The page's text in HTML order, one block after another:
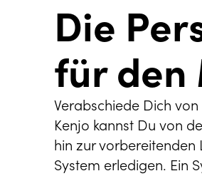
Die
für den
Verabschiede Dich
Kenjo kannst Du von
hin zur vorbereitenden
System erledigen. Ein